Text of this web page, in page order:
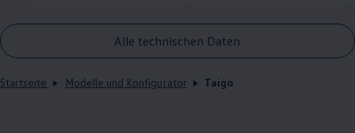
Alle technischen Daten
Startseite Modelle und Konfigurator Taigo